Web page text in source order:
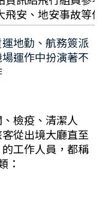
飛安、地安事故等
地勤、航務簽派
運作中扮演著不
檢疫、清潔人
從出境大廳直至
工作人員，都稱
：